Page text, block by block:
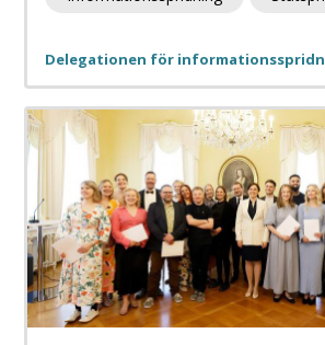
Delegationen för